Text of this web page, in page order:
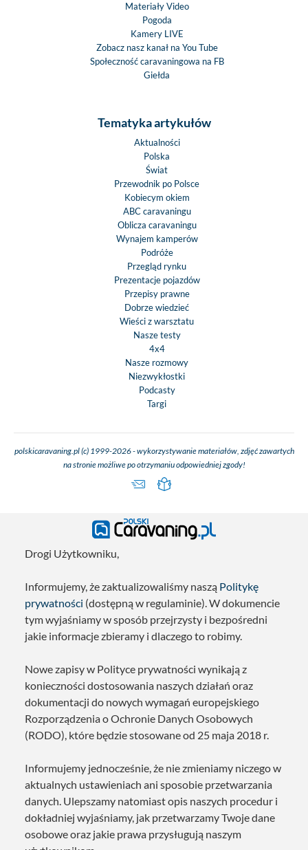
Materiały Video
Pogoda
Kamery LIVE
Zobacz nasz kanał na You Tube
Społeczność caravaningowa na FB
Giełda
Tematyka artykułów
Aktualności
Polska
Świat
Przewodnik po Polsce
Kobiecym okiem
ABC caravaningu
Oblicza caravaningu
Wynajem kamperów
Podróże
Przegląd rynku
Prezentacje pojazdów
Przepisy prawne
Dobrze wiedzieć
Wieści z warsztatu
Nasze testy
4x4
Nasze rozmowy
Niezwykłostki
Podcasty
Targi
polskicaravaning.pl (c) 1999-2026 - wykorzystywanie materiałów, zdjęć zawartych
na stronie możliwe po otrzymaniu odpowiedniej zgody!
Drogi Użytkowniku,
Informujemy, że zaktualizowaliśmy naszą Politykę
prywatności (dostępną w regulaminie). W dokumencie
tym wyjaśniamy w sposób przejrzysty i bezpośredni
jakie informacje zbieramy i dlaczego to robimy.
Nowe zapisy w Polityce prywatności wynikają z
konieczności dostosowania naszych działań oraz
dokumentacji do nowych wymagań europejskiego
Rozporządzenia o Ochronie Danych Osobowych
(RODO), które będzie stosowane od 25 maja 2018 r.
Informujemy jednocześnie, że nie zmieniamy niczego w
aktualnych ustawieniach ani sposobie przetwarzania
danych. Ulepszamy natomiast opis naszych procedur i
dokładniej wyjaśniamy, jak przetwarzamy Twoje dane
osobowe oraz jakie prawa przysługują naszym